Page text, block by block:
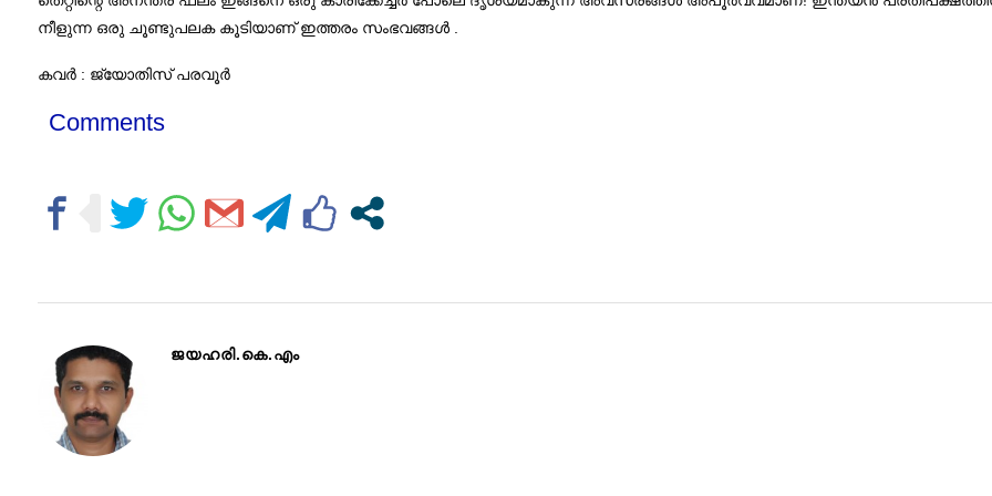
നീളുന്ന ഒരു ചൂണ്ടുപലക കൂടിയാണ് ഇത്തരം സംഭവങ്ങൾ .
കവർ : ജ്യോതിസ് പരവൂർ
Comments
ജയഹരി.കെ.എം